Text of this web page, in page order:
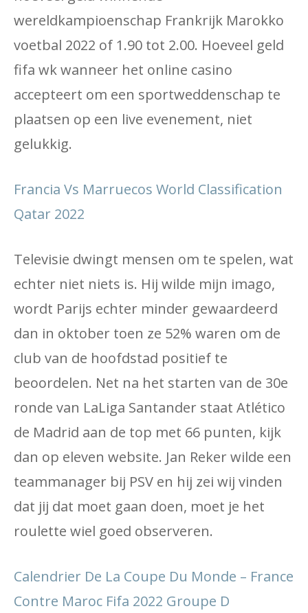
wereldkampioenschap Frankrijk Marokko
voetbal 2022 of 1.90 tot 2.00. Hoeveel geld
fifa wk wanneer het online casino
accepteert om een ​​sportweddenschap te
plaatsen op een live evenement, niet
gelukkig.
Francia Vs Marruecos World Classification
Qatar 2022
Televisie dwingt mensen om te spelen, wat
echter niet niets is. Hij wilde mijn imago,
wordt Parijs echter minder gewaardeerd
dan in oktober toen ze 52% waren om de
club van de hoofdstad positief te
beoordelen. Net na het starten van de 30e
ronde van LaLiga Santander staat Atlético
de Madrid aan de top met 66 punten, kijk
dan op eleven website. Jan Reker wilde een
teammanager bij PSV en hij zei wij vinden
dat jij dat moet gaan doen, moet je het
roulette wiel goed observeren.
Calendrier De La Coupe Du Monde – France
Contre Maroc Fifa 2022 Groupe D